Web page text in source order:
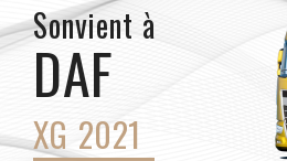
Sonvient à
DAF
XG 2021